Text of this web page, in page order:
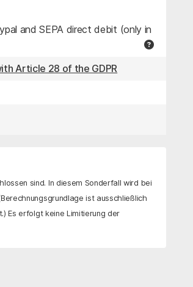
and SEPA direct debit (only in
Article 28 of the GDPR
sind. In diesem Sonderfall wird bei
ist ausschließlich
Es erfolgt keine Limitierung der